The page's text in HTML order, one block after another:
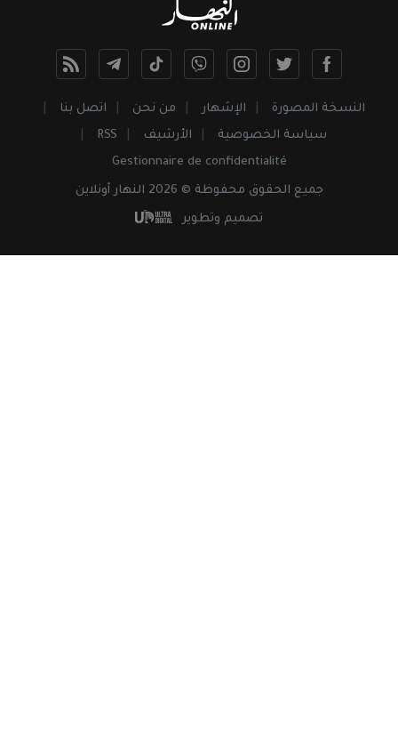
النسخة المصورة الإشهار من نحن
اتصل بنا
سياسة الخصوصية
الأرشيف
RSS
Gestionnaire de confidentialité
جميع الحقوق محفوظة © 2026 النهار أونلاين
تصميم وتطوير